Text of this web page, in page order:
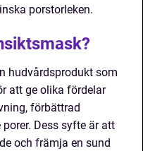
porstorleken.
hudvårdsprodukt som
att ge olika fördelar
förbättrad
Dess syfte är att
och främja en sund